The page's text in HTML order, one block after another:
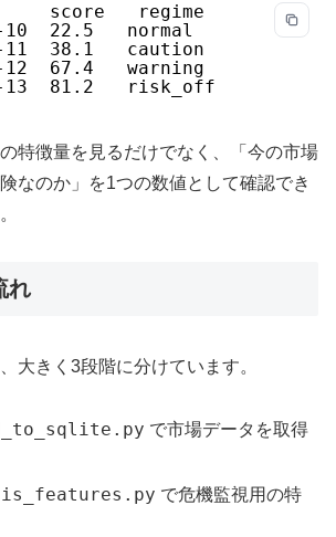
score   regime
10  22.5   normal
11  38.1   caution
12  67.4   warning
13  81.2   risk_off
特徴量を見るだけでなく、「今の市場
なのか」を1つの数値として確認でき
れ
大きく3段階に分けています。
で市場データを取得
で危機監視用の特